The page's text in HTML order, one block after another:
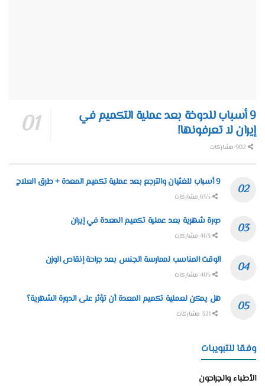
9 أسباب للدوخة بعد عملية التكميم في
إيران لا تعرفونها!
9 أسباب للغثيان والترجع بعد عملية تكميم المعدة + طرق العلاج
دورة شهرية بعد عملية تكميم المعدة في إيران
الوقت المناسب لممارسة الجنس بعد جراحة إنقاص الوزن
هل يمكن لعملية تكميم المعدة أن تؤثر على الدورة الشهرية؟
وفقا للتبويبات
الأطباء والجراحون